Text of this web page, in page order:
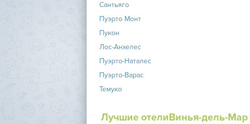
Сантьяго
Пуэрто Монт
Пукон
Лос-Анхелес
Пуэрто-Наталес
Пуэрто-Варас
Темуко
Лучшие отелиВинья-дель-Мар